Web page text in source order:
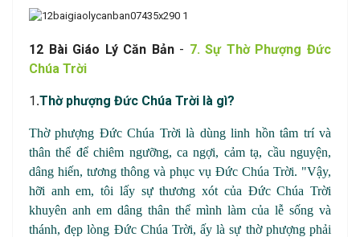
12 Bài Giáo Lý Căn Bản- 7. Sự Thờ Phượng Đức
Chúa Trời
1.Thờ phượng Đức Chúa Trời là gì?
Thờ phượng Đức Chúa Trời là dùng linh hồn tâm trí và
thân thể để chiêm ngưỡng, ca ngợi, cảm tạ, cầu nguyện,
dâng hiến, tương thông và phục vụ Đức Chúa Trời. "Vậy,
hỡi anh em, tôi lấy sự thương xót của Đức Chúa Trời
khuyên anh em dâng thân thể mình làm của lễ sống và
thánh, đẹp lòng Đức Chúa Trời, ấy là sự thờ phượng phải